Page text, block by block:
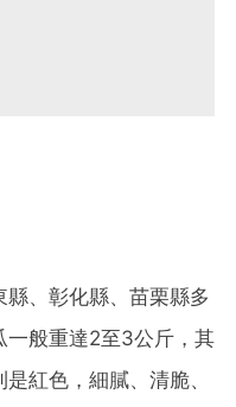
、彰化縣、苗栗縣多
一般重達2至3公斤，其
紅色，細膩、清脆、